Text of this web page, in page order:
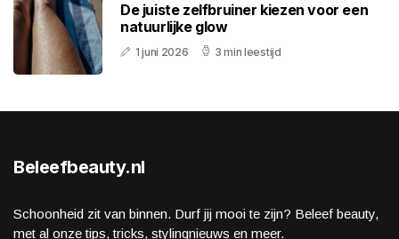
De juiste zelfbruiner kiezen voor een
natuurlijke glow
1 juni 2026 3 min leestijd
Beleefbeauty.nl
Schoonheid zit van binnen. Durf jij mooi te zijn? Beleef beauty,
met al onze tips, tricks, stylingnieuws en meer.